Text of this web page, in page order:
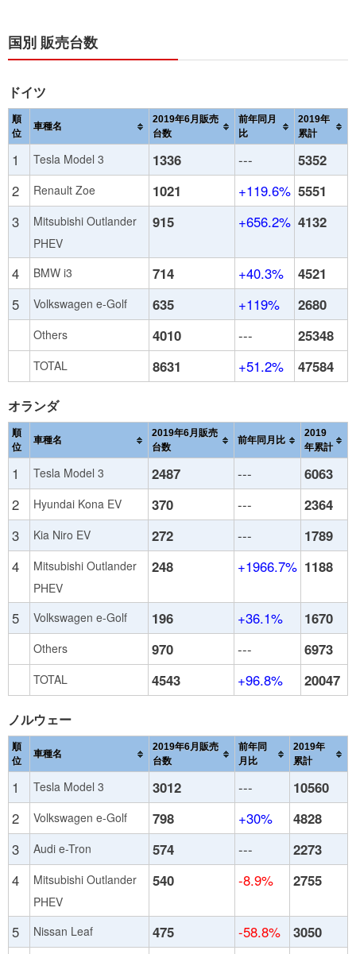
国別 販売台数
ドイツ
順
位
車種名
2019年6月販売
台数
前年同月
比
2019年
累計
1 Tesla Model 3 1336 ---
5352
2
Renault Zoe 1021 +119.6% 5551
3
Mitsubishi Outlander
PHEV
915 +656.2% 4132
4 BMW i3 714 +40.3%
4521
5
Volkswagen e-Golf 635 +119% 2680
Others 4010 --- 25348
TOTAL 8631 +51.2% 47584
オランダ
順
位
車種名
2019年6月販売
台数
前年同月比
2019
年累計
1 Tesla Model 3 2487 ---
6063
2
Hyundai Kona EV 370 ---
2364
3
Kia Niro EV 272 ---
1789
4
Mitsubishi Outlander
PHEV
248 +1966.7% 1188
5 Volkswagen e-Golf 196 +36.1% 1670
Others 970 --- 6973
TOTAL 4543 +96.8% 20047
ノルウェー
順
位
車種名
2019年6月販売
台数
前年同
月比
2019年
累計
1 Tesla Model 3 3012 ---
10560
2
Volkswagen e-Golf 798 +30%
4828
3
Audi e-Tron 574 ---
2273
4
Mitsubishi Outlander
PHEV
540 -8.9% 2755
5 Nissan Leaf 475 -58.8% 3050